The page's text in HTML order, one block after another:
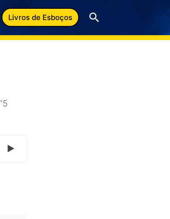
Livros de Esboços Pesquisar